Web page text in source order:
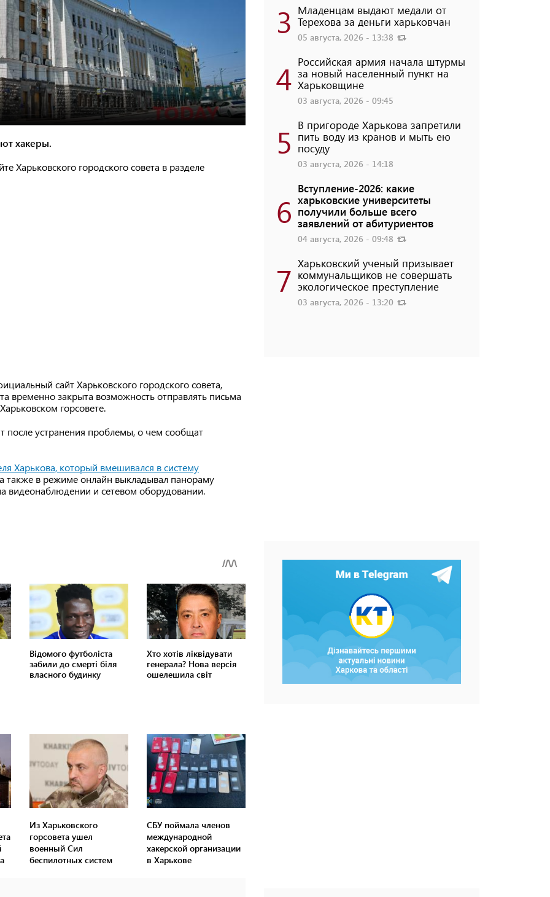
хакеры.
Харьковского городского совета в разделе
сайт Харьковского городского совета,
временно закрыта возможность отправлять письма
горсовете.
после устранения проблемы, о чем сообщат
Харькова, который вмешивался в систему
также в режиме онлайн выкладывал панораму
видеонаблюдении и сетевом оборудовании.
Из Харьковского
горсовета ушел
военный Сил
беспилотных систем
СБУ поймала членов
международной
хакерской организации
в Харькове
3 Младенцам выдают медали от
Терехова за деньги харьковчан
05 августа, 2026 - 13:38
4 Российская армия начала штурмы
за новый населенный пункт на
Харьковщине
03 августа, 2026 - 09:45
5 В пригороде Харькова запретили
пить воду из кранов и мыть ею
посуду
03 августа, 2026 - 14:18
6
Вступление-2026: какие
харьковские университеты
получили больше всего
заявлений от абитуриентов
04 августа, 2026 - 09:48
7 Харьковский ученый призывает
коммунальщиков не совершать
экологическое преступление
03 августа, 2026 - 13:20